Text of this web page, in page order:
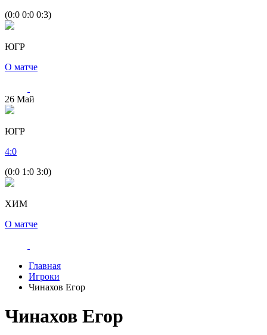
(0:0 0:0 0:3)
ЮГР
О матче
26 Май
ЮГР
4:0
(0:0 1:0 3:0)
ХИМ
О матче
Главная
Игроки
Чинахов Егор
Чинахов Егор